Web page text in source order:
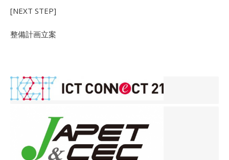
[NEXT STEP]
整備計画立案